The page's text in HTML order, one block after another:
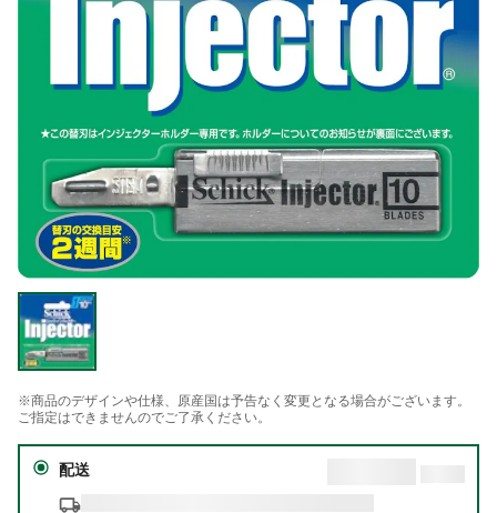
※商品のデザインや仕様、原産国は予告なく変更となる場合がございます。
ご指定はできませんのでご了承ください。
配送